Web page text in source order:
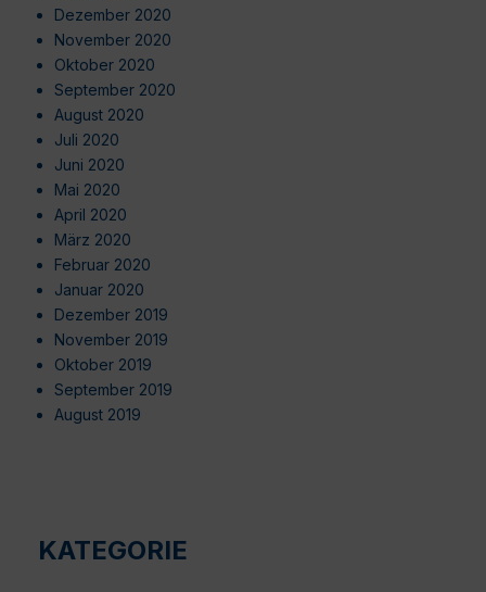
Dezember 2020
November 2020
Oktober 2020
September 2020
August 2020
Juli 2020
Juni 2020
Mai 2020
April 2020
März 2020
Februar 2020
Januar 2020
Dezember 2019
November 2019
Oktober 2019
September 2019
August 2019
KATEGORIE